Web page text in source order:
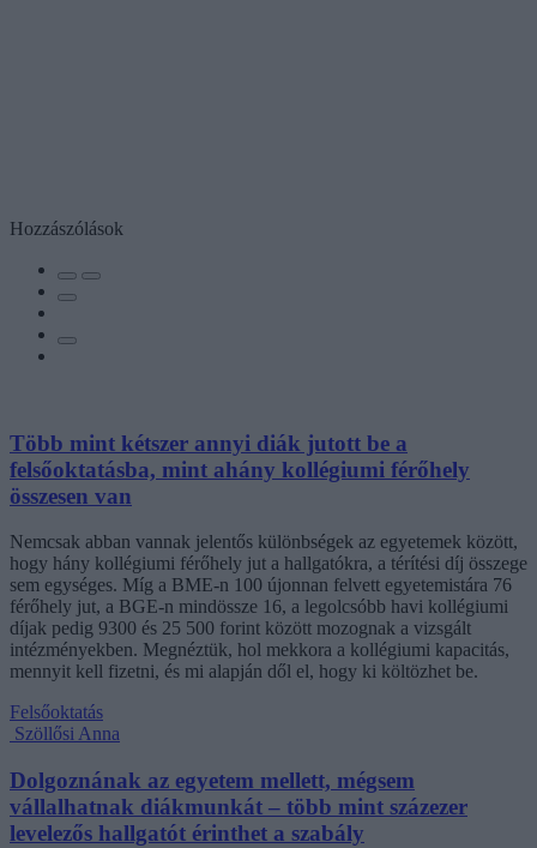
Hozzászólások
Több mint kétszer annyi diák jutott be a
felsőoktatásba, mint ahány kollégiumi férőhely
összesen van
Nemcsak abban vannak jelentős különbségek az egyetemek között,
hogy hány kollégiumi férőhely jut a hallgatókra, a térítési díj összege
sem egységes. Míg a BME-n 100 újonnan felvett egyetemistára 76
férőhely jut, a BGE-n mindössze 16, a legolcsóbb havi kollégiumi
díjak pedig 9300 és 25 500 forint között mozognak a vizsgált
intézményekben. Megnéztük, hol mekkora a kollégiumi kapacitás,
mennyit kell fizetni, és mi alapján dől el, hogy ki költözhet be.
Felsőoktatás
Szöllősi Anna
Dolgoznának az egyetem mellett, mégsem
vállalhatnak diákmunkát – több mint százezer
levelezős hallgatót érinthet a szabály